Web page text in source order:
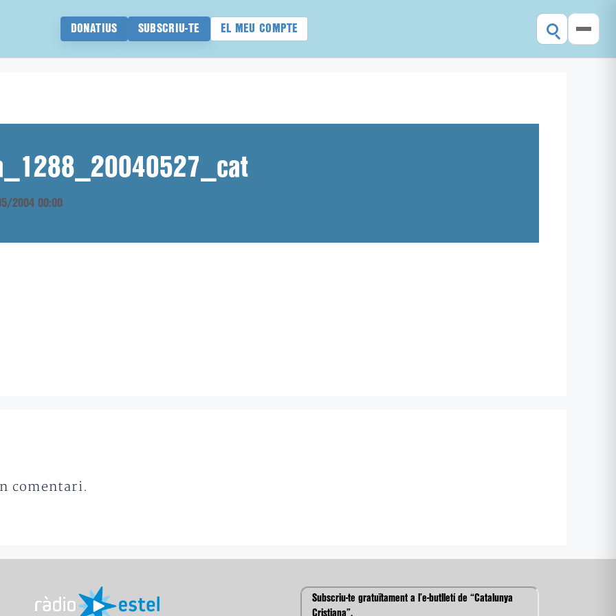
DONATIUS SUBSCRIU-TE EL MEU COMPTE
2004 00:00
comentari.
Subscriu-te gratuïtament a l’e-butlletí de “Catalunya
Cristiana”.